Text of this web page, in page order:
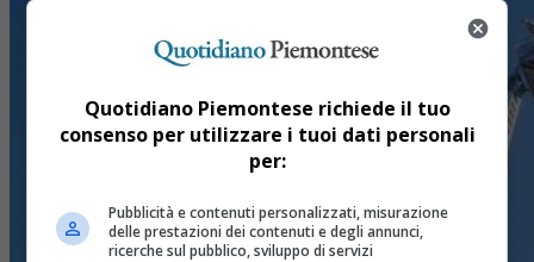
Quotidiano Piemontese richiede il tuo
consenso per utilizzare i tuoi dati personali
per:
Pubblicità e contenuti personalizzati, misurazione
delle prestazioni dei contenuti e degli annunci,
ricerche sul pubblico, sviluppo di servizi